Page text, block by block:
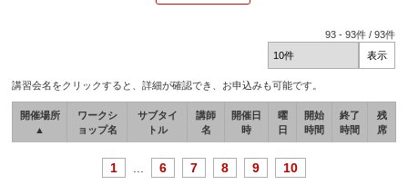
93 -93件 /93件
講習会名をクリックすると、詳細が確認でき、お申込みも可能です。
開催場所
▲
ワークシ
ョップ名
サブタイ
トル
講師
名
開催日
時
曜
日
開始
時間
終了
時間
残
席
1 6 7 8 9 10